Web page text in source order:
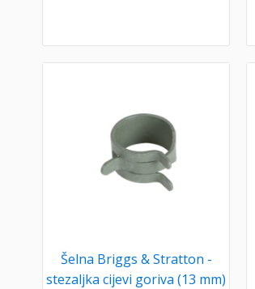
Šelna Briggs & Stratton -
stezaljka cijevi goriva (13 mm)